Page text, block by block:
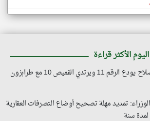
الأكثر قراءة
محمد صلاح يودع الرقم 11 ويرتدي القميص 10 مع طرابزون
تمديد مهلة تصحيح أوضاع التصرفات العقارية
لمدة سنة